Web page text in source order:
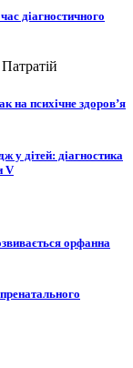
діагностичного
на психічне здоров’я
у дітей: діагностика
V
орфанна